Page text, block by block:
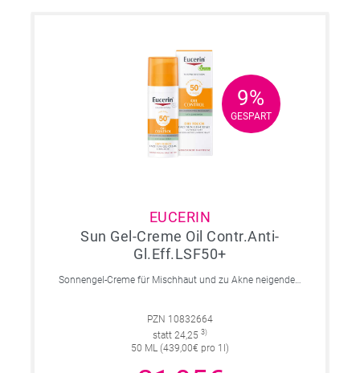
9%
GESPART
9%
GESPART
EUCERIN
Sun Gel-Creme Oil Contr.Anti-
Gl.Eff.LSF50+
Sonnengel-Creme für Mischhaut und zu Akne neigender Haut mit 8-Stunden-Anti-Glanz-Effekt.
PZN 10832664
statt 24,25 3)
50 ML (439,00€ pro 1l)